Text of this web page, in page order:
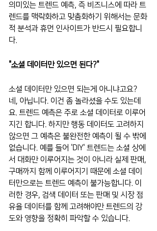
의미있는 트렌드 예측, 즉 비즈니스에 따라 트
렌드를 맥락화하고 맞춤화하기 위해서는 문화
적 분석과 휴먼 인사이트가 반드시 필요합니
다.
"소셜 데이터만 있으면 된다?"
소셜 데이터만 있으면 되는게 아니냐고요?
네, 아닙니다. 이건 좀 놀라셨을 수도 있는데
요. 트렌드 예측은 주로 소셜 데이터로 이루어
지긴 합니다. 하지만 행동 데이터도 고려하지
않으면 그 예측은 불완전한 예측이 될 수 밖에
없습니다. 예를 들어 'DIY' 트렌드는 소셜 상에
서 대화만 이루어지는 것이 아니라 실제 판매,
구매까지 함께 이루어지기 때문에 소셜 데이
터만으로는 트렌드 예측이 불가능합니다. 이
러한 경우, 검색 데이터 또는 판매 및 시장 점
유율 데이터를 함께 고려해야만 트렌드의 강
도와 영향을 정확히 파악할 수 있습니다.